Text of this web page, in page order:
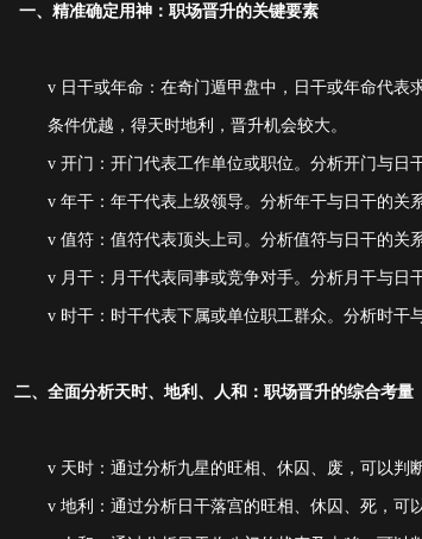
一、精准确定用神：职场晋升的关键要素
v 日干或年命：在奇门遁甲盘中，日干或年命代
条件优越，得天时地利，晋升机会较大。
v 开门：开门代表工作单位或职位。分析开门与日
v 年干：年干代表上级领导。分析年干与日干的关
v 值符：值符代表顶头上司。分析值符与日干的关
v 月干：月干代表同事或竞争对手。分析月干与日
v 时干：时干代表下属或单位职工群众。分析时干
二、全面分析天时、地利、人和：职场晋升的综合考量
v 天时：通过分析九星的旺相、休囚、废，可以判
v 地利：通过分析日干落宫的旺相、休囚、死，可